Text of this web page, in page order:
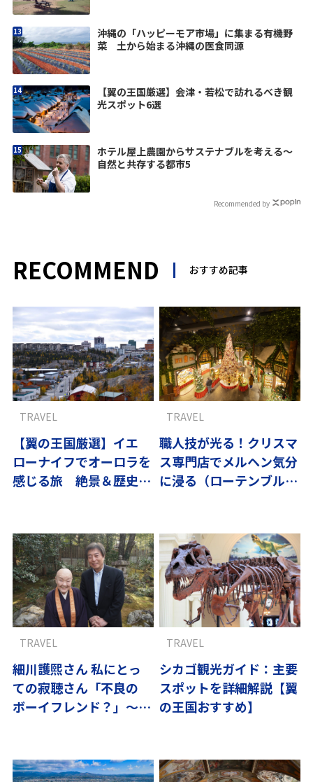
沖縄の「ハッピーモア市場」に集まる有機野
菜 土から始まる沖縄の医食同源
【翼の王国厳選】会津・若松で訪れるべき観
光スポット6選
ホテル屋上農園からサステナブルを考える〜
自然と共存する都市5
Recommended by
RECOMMEND おすすめ記事
【翼の王国厳選】イエ
ローナイフでオーロラを
感じる旅 絶景＆歴史ス
TRAVEL
職人技が光る！クリスマ
ス専門店でメルヘン気分
に浸る（ローテンブル
TRAVEL
細川護煕さん 私にとっ
ての寂聴さん「不良の
ボーイフレンド？」〜寂
TRAVEL
シカゴ観光ガイド：主要
スポットを詳細解説【翼
の王国おすすめ】
TRAVEL